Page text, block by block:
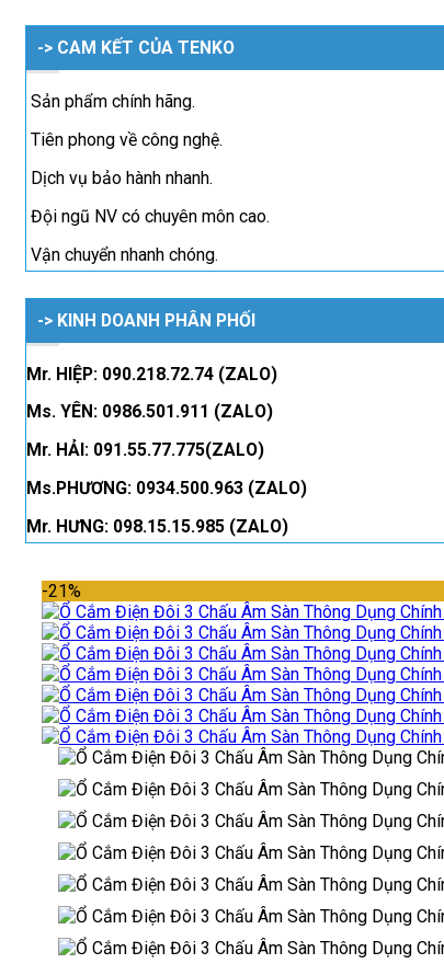
-> CAM KẾT CỦA TENKO
Sản phẩm chính hãng.
Tiên phong về công nghệ.
Dịch vụ bảo hành nhanh.
Đội ngũ NV có chuyên môn cao.
Vận chuyển nhanh chóng.
-> KINH DOANH PHÂN PHỐI
Mr. HIỆP: 090.218.72.74 (ZALO)
Ms. YÊN: 0986.501.911 (ZALO)
Mr. HẢI: 091.55.77.775(ZALO)
Ms.PHƯƠNG: 0934.500.963 (ZALO)
Mr. HƯNG: 098.15.15.985 (ZALO)
-21%